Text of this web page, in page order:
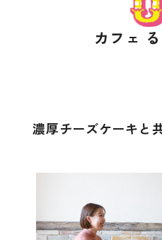
カフェ
濃厚チーズケーキと